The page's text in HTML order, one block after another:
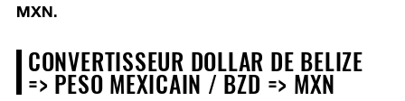
MXN.
CONVERTISSEUR DOLLAR DE BELIZE
=> PESO MEXICAIN / BZD => MXN